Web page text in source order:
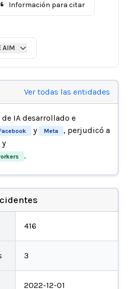
Información para citar
AIM
Ver todas las entidades
IA desarrollado e
y Meta , perjudicó a
y
.
416
3
2022-12-01